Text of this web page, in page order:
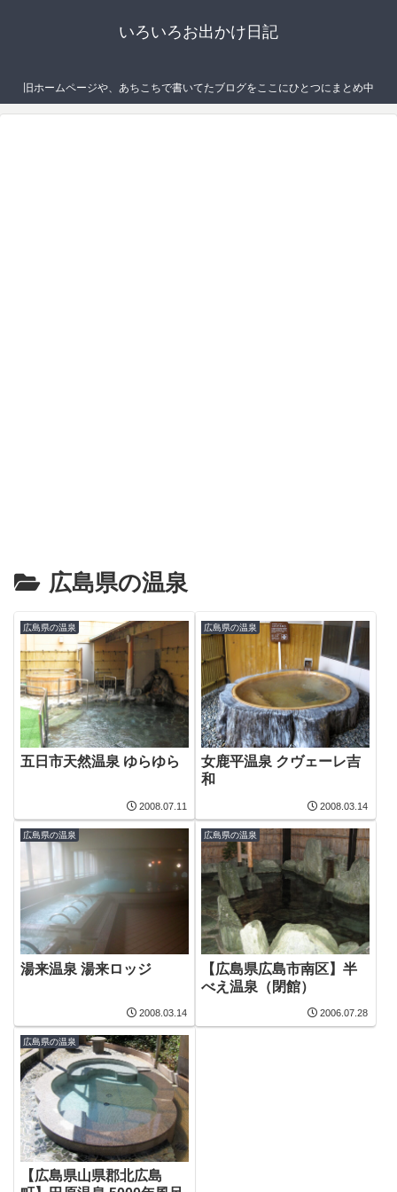
いろいろお出かけ日記
旧ホームページや、あちこちで書いてたブログをここにひとつにまとめ中
広島県の温泉
広島県の温泉
五日市天然温泉 ゆらゆら
2008.07.11
広島県の温泉
女鹿平温泉 クヴェーレ吉
和
2008.03.14
広島県の温泉
湯来温泉 湯来ロッジ
2008.03.14
広島県の温泉
【広島県広島市南区】半
べえ温泉（閉館）
2006.07.28
広島県の温泉
【広島県山県郡北広島